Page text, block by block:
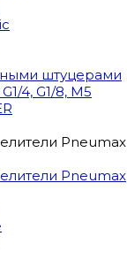
штуцерами
4, G1/8, М5
Pneumax
Pneumax